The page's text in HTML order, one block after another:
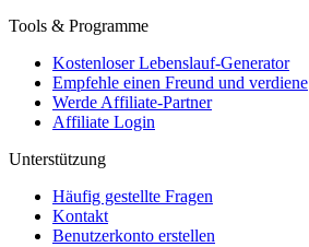
Tools & Programme
Kostenloser Lebenslauf-Generator
Empfehle einen Freund und verdiene
Werde Affiliate-Partner
Affiliate Login
Unterstützung
Häufig gestellte Fragen
Kontakt
Benutzerkonto erstellen